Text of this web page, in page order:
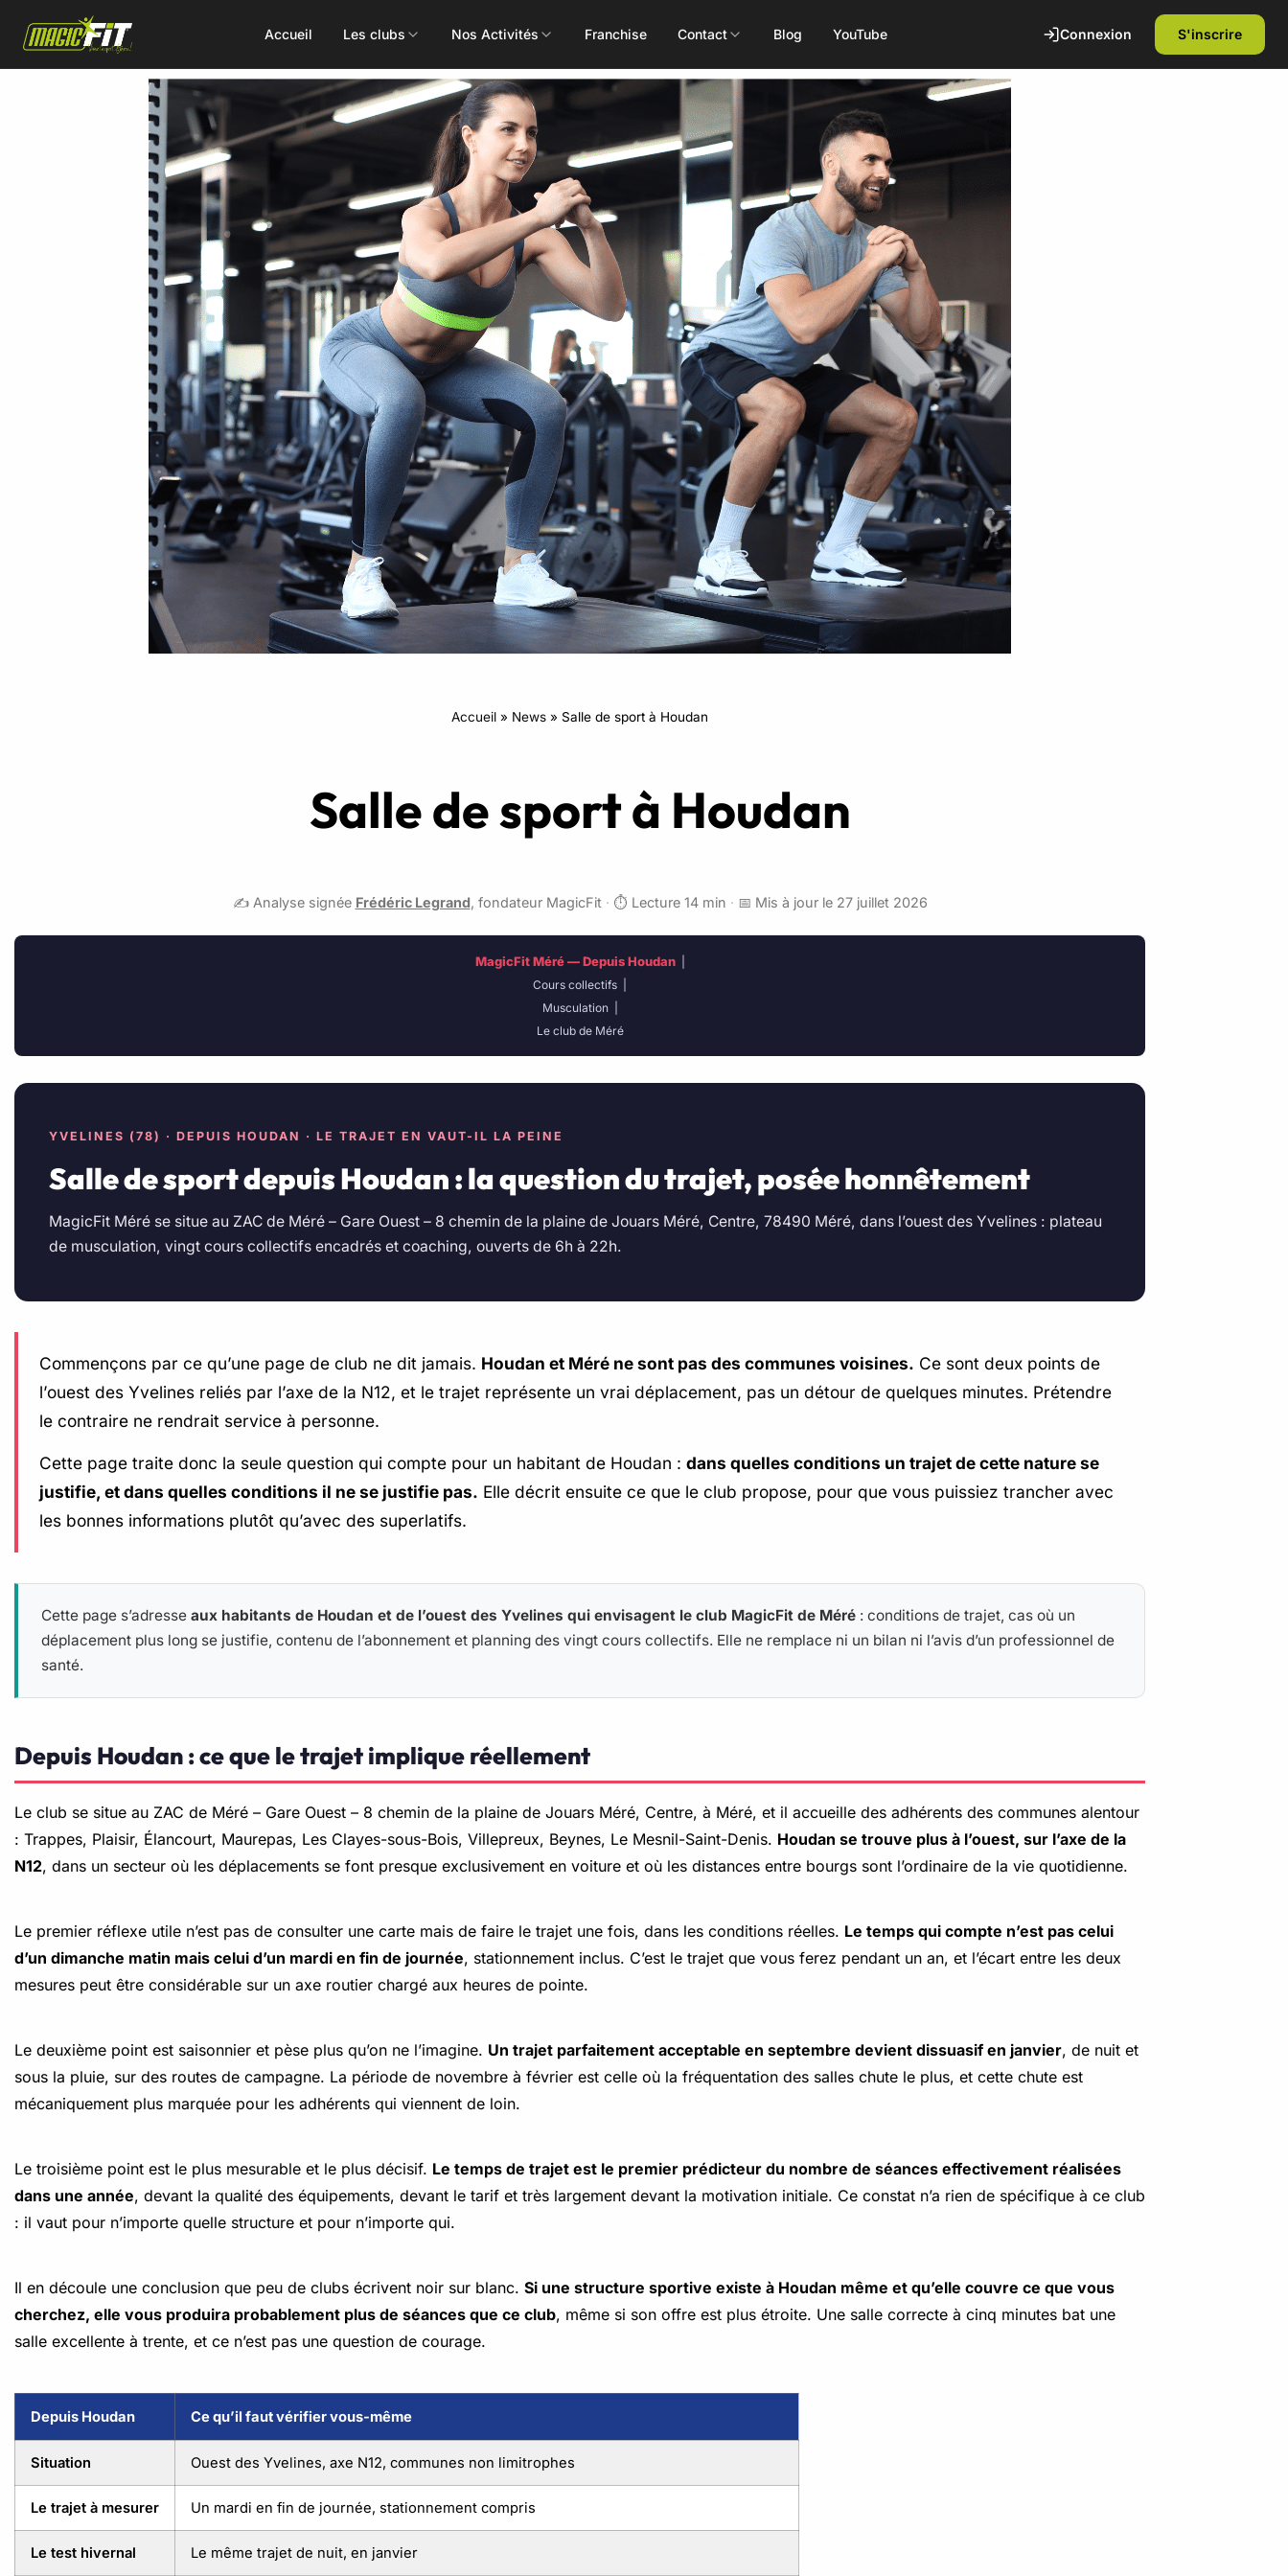
Accueil Les clubs Nos Activités
DÉCOUVREZ NOS 75 ACTIVITÉS Toutes les activités
Renforcement
Doux / Yoga
Small Group
Coaching
Perso
Functional
Hyrox
EMS
TRX
Les Mills
Body Pump
Body Attack
Body Combat
Body Balance
RPM
Concept
ALEOP
Aléop Cardio
Aléop Force
Aléop Fight
Booty Shape
Power Flow
Pôle Santé
Massages
Nutritionniste
Ostéopathe
Fitness Kids
Zumba Kids
Danse Kids
Boxe Kids
1ère séance offerte
Découvrez nos installations et rencontrez
nos coachs diplômés d'état. Sans
engagement.
Franchise Contact Blog YouTube Connexion S'inscrire
Accueil » News » Salle de sport à Houdan
Salle de sport à Houdan
✍️ Analyse signée Frédéric Legrand, fondateur MagicFit · ⏱️ Lecture 14 min · 📅 Mis à jour le 27 juillet 2026
MagicFit Méré — Depuis Houdan|
Cours collectifs
Musculation|
Le club de Méré
YVELINES (78) · DEPUIS HOUDAN · LE TRAJET EN VAUT-IL LA PEINE
Salle de sport depuis Houdan : la question du trajet, posée honnêtement
MagicFit Méré se situe au ZAC de Méré – Gare Ouest – 8 chemin de la plaine de Jouars Méré, Centre, 78490 Méré, dans l’ouest des Yvelines : plateau
de musculation, vingt cours collectifs encadrés et coaching, ouverts de 6h à 22h.
Commençons par ce qu’une page de club ne dit jamais. Houdan et Méré ne sont pas des communes voisines. Ce sont deux points de
l’ouest des Yvelines reliés par l’axe de la N12, et le trajet représente un vrai déplacement, pas un détour de quelques minutes. Prétendre
le contraire ne rendrait service à personne.
Cette page traite donc la seule question qui compte pour un habitant de Houdan : dans quelles conditions un trajet de cette nature se
justifie, et dans quelles conditions il ne se justifie pas. Elle décrit ensuite ce que le club propose, pour que vous puissiez trancher avec
les bonnes informations plutôt qu’avec des superlatifs.
Cette page s’adresse aux habitants de Houdan et de l’ouest des Yvelines qui envisagent le club MagicFit de Méré : conditions de trajet, cas où un
déplacement plus long se justifie, contenu de l’abonnement et planning des vingt cours collectifs. Elle ne remplace ni un bilan ni l’avis d’un professionnel de
santé.
Depuis Houdan : ce que le trajet implique réellement
Le club se situe au ZAC de Méré – Gare Ouest – 8 chemin de la plaine de Jouars Méré, Centre, à Méré, et il accueille des adhérents des communes alentour
: Trappes, Plaisir, Élancourt, Maurepas, Les Clayes-sous-Bois, Villepreux, Beynes, Le Mesnil-Saint-Denis. Houdan se trouve plus à l’ouest, sur l’axe de la
N12, dans un secteur où les déplacements se font presque exclusivement en voiture et où les distances entre bourgs sont l’ordinaire de la vie quotidienne.
Le premier réflexe utile n’est pas de consulter une carte mais de faire le trajet une fois, dans les conditions réelles. Le temps qui compte n’est pas celui
d’un dimanche matin mais celui d’un mardi en fin de journée, stationnement inclus. C’est le trajet que vous ferez pendant un an, et l’écart entre les deux
mesures peut être considérable sur un axe routier chargé aux heures de pointe.
Le deuxième point est saisonnier et pèse plus qu’on ne l’imagine. Un trajet parfaitement acceptable en septembre devient dissuasif en janvier, de nuit et
sous la pluie, sur des routes de campagne. La période de novembre à février est celle où la fréquentation des salles chute le plus, et cette chute est
mécaniquement plus marquée pour les adhérents qui viennent de loin.
Le troisième point est le plus mesurable et le plus décisif. Le temps de trajet est le premier prédicteur du nombre de séances effectivement réalisées
dans une année, devant la qualité des équipements, devant le tarif et très largement devant la motivation initiale. Ce constat n’a rien de spécifique à ce club
: il vaut pour n’importe quelle structure et pour n’importe qui.
Il en découle une conclusion que peu de clubs écrivent noir sur blanc. Si une structure sportive existe à Houdan même et qu’elle couvre ce que vous
cherchez, elle vous produira probablement plus de séances que ce club, même si son offre est plus étroite. Une salle correcte à cinq minutes bat une
salle excellente à trente, et ce n’est pas une question de courage.
Depuis Houdan Ce qu’il faut vérifier vous-même
Situation Ouest des Yvelines, axe N12, communes non limitrophes
Le trajet à mesurer Un mardi en fin de journée, stationnement compris
Le test hivernal Le même trajet de nuit, en janvier